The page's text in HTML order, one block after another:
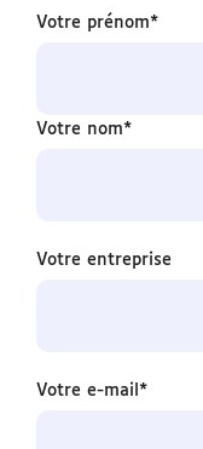
Votre prénom*
Votre nom*
Votre entreprise
Votre e-mail*